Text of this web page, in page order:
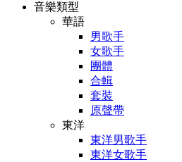
音樂類型
華語
男歌手
女歌手
團體
合輯
套裝
原聲帶
東洋
東洋男歌手
東洋女歌手